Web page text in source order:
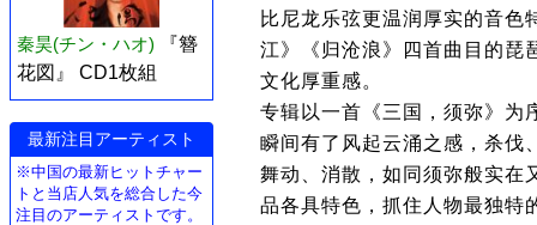
秦昊(チン・ハオ)
『簪
花図』 CD1枚組
最新注目アーティスト
※中国の最新ヒットチャー
トと当店人気を総合した今
注目のアーティストです。
比尼龙乐弦更温润厚实的音色
江》《归沧浪》四首曲目的琵
文化厚重感。
专辑以一首《三国，须弥》为
瞬间有了风起云涌之感，杀伐
舞动、消散，如同须弥般实在
品各具特色，抓住人物最独特